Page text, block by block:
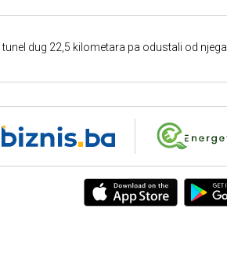
tunel dug 22,5 kilometara pa odustali od njega